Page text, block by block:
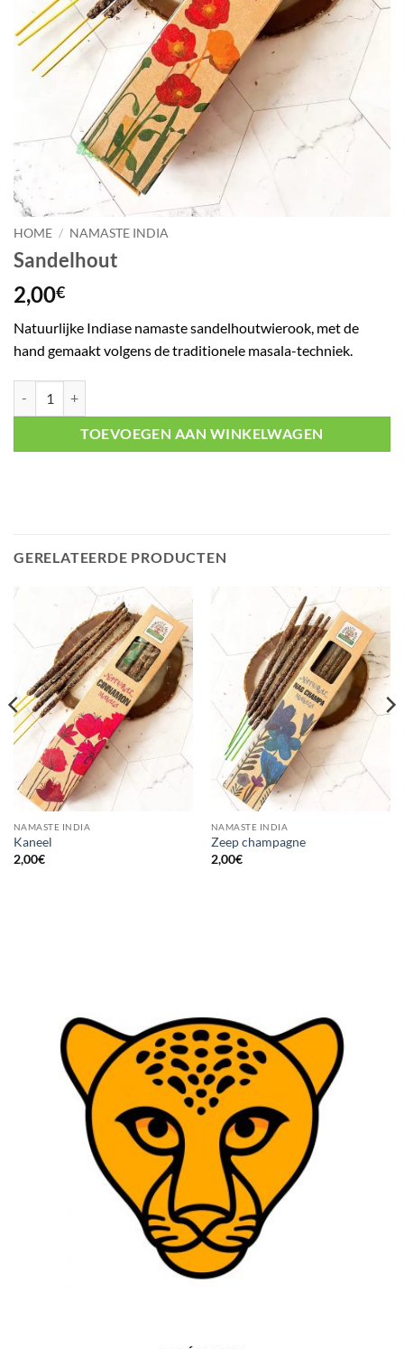
HOME / NAMASTE INDIA
Sandelhout
2,00€
Natuurlijke Indiase namaste sandelhoutwierook, met de
hand gemaakt volgens de traditionele masala-techniek.
TOEVOEGEN AAN WINKELWAGEN
GERELATEERDE PRODUCTEN
NAMASTE INDIA
Kaneel
2,00€
NAMASTE INDIA
Zeep champagne
2,00€